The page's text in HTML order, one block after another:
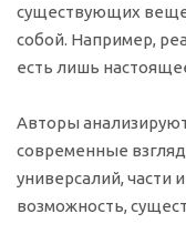
существующих
собой. Например,
есть лишь
Авторы
современные
универсалий, части
возможность,